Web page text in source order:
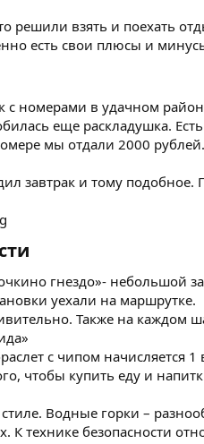
решили взять и поехать
есть свои плюсы и
номерами в удачном
еще раскладушка.
мы отдали 2000
завтрак и тому
гнездо»- небольшой
уехали на маршрутке.
Также на каждом
с чипом начисляется
чтобы купить еду и
Водные горки –
технике безопасности